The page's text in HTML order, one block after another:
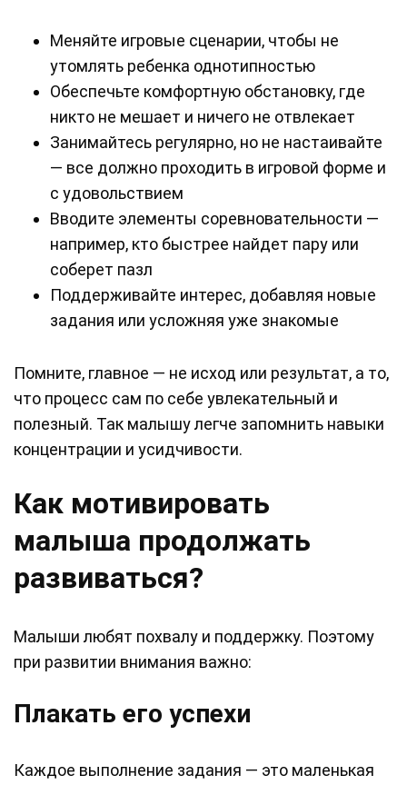
Меняйте игровые сценарии, чтобы не
утомлять ребенка однотипностью
Обеспечьте комфортную обстановку, где
никто не мешает и ничего не отвлекает
Занимайтесь регулярно, но не настаивайте
— все должно проходить в игровой форме и
с удовольствием
Вводите элементы соревновательности —
например, кто быстрее найдет пару или
соберет пазл
Поддерживайте интерес, добавляя новые
задания или усложняя уже знакомые
Помните, главное — не исход или результат, а то,
что процесс сам по себе увлекательный и
полезный. Так малышу легче запомнить навыки
концентрации и усидчивости.
Как мотивировать
малыша продолжать
развиваться?
Малыши любят похвалу и поддержку. Поэтому
при развитии внимания важно:
Плакать его успехи
Каждое выполнение задания — это маленькая